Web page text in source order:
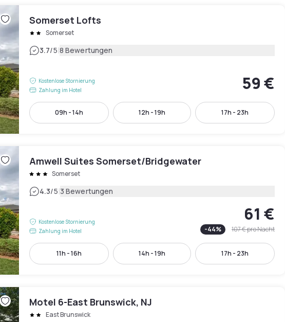
Somerset Lofts
Somerset
3.7/5|8 Bewertungen
Kostenlose Stornierung
Zahlung im Hotel
59 €
09h - 14h 12h - 19h 17h - 23h
Amwell Suites Somerset/Bridgewater
Somerset
4.3/5|3 Bewertungen
Kostenlose Stornierung
Zahlung im Hotel
61 €
-44% 107 €pro Nacht
11h - 16h 14h - 19h 17h - 23h
Motel 6-East Brunswick, NJ
East Brunswick